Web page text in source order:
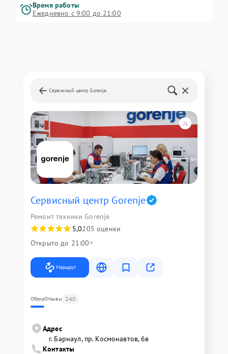
Время работы
Ежедневно с 9:00 до 21:00
Сервисный центр Gorenje
Сервисный центр Gorenje
Ремонт техники Gorenje
5,0205 оценки
Открыто до 21:00
Маршрут
ОбзорОтзывы 240
Адрес
г. Барнаул, ​пр. Космонавтов, 6в
Контакты